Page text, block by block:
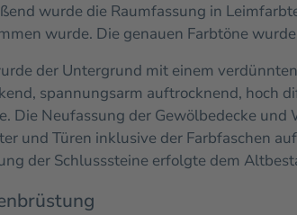
wurde die Raumfassung in
wurde. Die genauen Farbtöne
der Untergrund mit einem
spannungsarm auftrocknend, hoch
Die Neufassung der Gewölbedecke
und Türen inklusive der Farbfaschen
der Schlusssteine erfolgte dem